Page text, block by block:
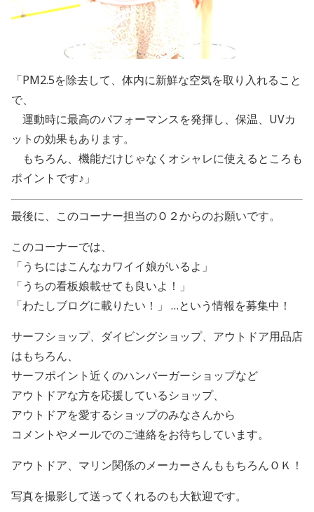
「PM2.5を除去して、体内に新鮮な空気を取り入れること
で、
運動時に最高のパフォーマンスを発揮し、保温、UVカ
ットの効果もあります。
もちろん、機能だけじゃなくオシャレに使えるところも
ポイントです♪」
最後に、このコーナー担当のＯ２からのお願いです。
このコーナーでは、
「うちにはこんなカワイイ娘がいるよ」
「うちの看板娘載せても良いよ！」
「わたしブログに載りたい！」 …という情報を募集中！
サーフショップ、ダイビングショップ、アウトドア用品店
はもちろん、
サーフポイント近くのハンバーガーショップなど
アウトドアな方を応援しているショップ、
アウトドアを愛するショップのみなさんから
コメントやメールでのご連絡をお待ちしています。
アウトドア、マリン関係のメーカーさんももちろんＯＫ！
写真を撮影して送ってくれるのも大歓迎です。